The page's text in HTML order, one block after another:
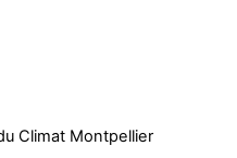
Climat Montpellier